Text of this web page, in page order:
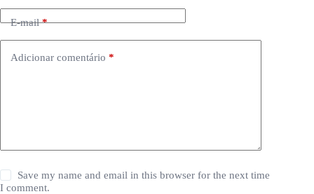
E-mail*
Adicionar comentário *
Save my name and email in this browser for the next time
I comment.